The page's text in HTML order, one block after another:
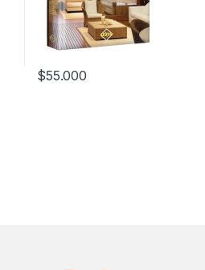
$55.000